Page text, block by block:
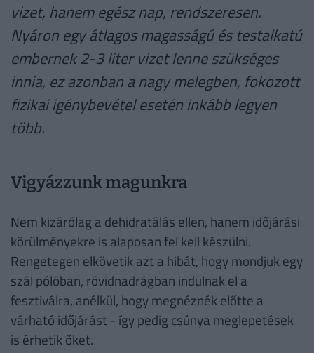
vizet, hanem egész nap, rendszeresen.
Nyáron egy átlagos magasságú és testalkatú
embernek 2-3 liter vizet lenne szükséges
innia, ez azonban a nagy melegben, fokozott
fizikai igénybevétel esetén inkább legyen
több.
Vigyázzunk magunkra
Nem kizárólag a dehidratálás ellen, hanem időjárási
körülményekre is alaposan fel kell készülni.
Rengetegen elkövetik azt a hibát, hogy mondjuk egy
szál pólóban, rövidnadrágban indulnak el a
fesztiválra, anélkül, hogy megnéznék előtte a
várható időjárást - így pedig csúnya meglepetések
is érhetik őket.